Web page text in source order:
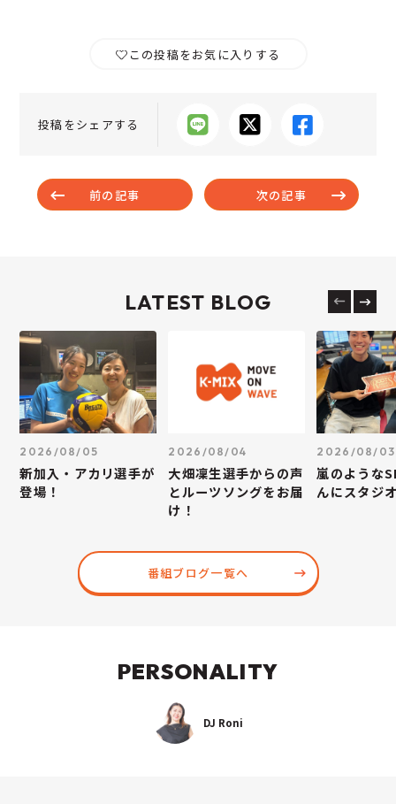
この投稿をお気に入りする
投稿をシェアする
前の記事 次の記事
LATEST BLOG
2026/08/05
新加入・アカリ選手が
登場！
2026/08/04
大畑凜生選手からの声
とルーツソングをお届
け！
2026/08/03
嵐のような
んにスタジ
番組ブログ一覧へ
PERSONALITY
DJ Roni